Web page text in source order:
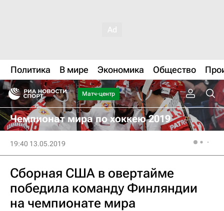
Политика В мире Экономика Общество
Матч-центр
Чемпионат мира по хоккею 2019
19:40 13.05.2019
Сборная США в овертайме
победила команду Финляндии
на чемпионате мира